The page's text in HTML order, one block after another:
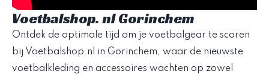
Voetbalshop. nl Gorinchem
Ontdek de optimale tijd om je voetbalgear te scoren
bij Voetbalshop.nl in Gorinchem, waar de nieuwste
voetbalkleding en accessoires wachten op zowel